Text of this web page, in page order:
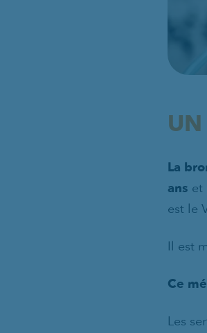
La
ans et
est le
Il est
Ce
Les